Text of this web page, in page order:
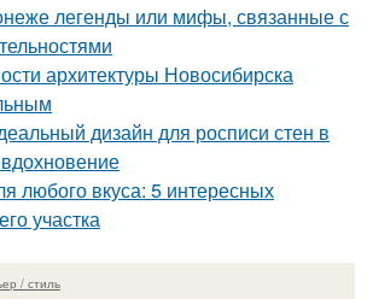
легенды или мифы, связанные с
архитектуры Новосибирска
дизайн для росписи стен в
любого вкуса: 5 интересных
участка
/ стиль